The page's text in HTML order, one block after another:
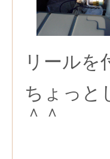
リールを
ちょっと
＾＾